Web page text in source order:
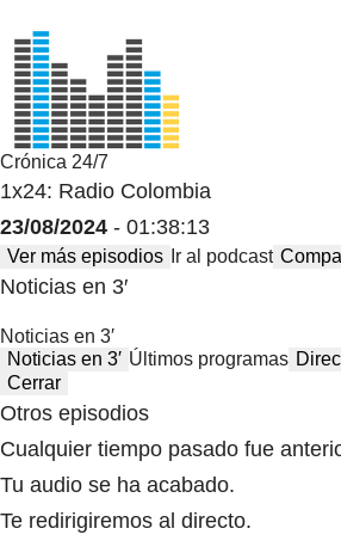
Crónica 24/7
1x24: Radio Colombia
23/08/2024 - 01:38:13
Ver más episodios Ir al podcast
Noticias en 3′
Noticias en 3′
Noticias en 3′ Últimos programas
Cerrar
Otros episodios
Cualquier tiempo pasado fue
Tu audio se ha acabado.
Te redirigiremos al directo.